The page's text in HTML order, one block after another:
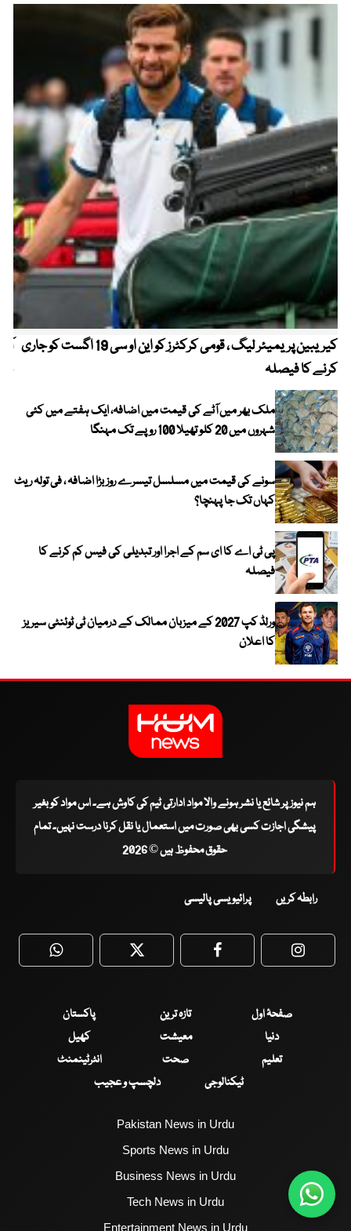
کیریبین پریمیئر لیگ ، قومی کرکٹرز کو این او سی 19 اگست کو جاری
کرنے کا فیصلہ
ملک بھر میں آٹے کی قیمت میں اضافہ، ایک ہفتے میں کئی
شہروں میں 20 کلو تھیلا 100 روپے تک مہنگا
سونے کی قیمت میں مسلسل تیسرے روز بڑا اضافہ ، فی تولہ ریٹ
کہاں تک جا پہنچا؟
پی ٹی اے کا ای سم کے اجرا اور تبدیلی کی فیس کم کرنے کا
فیصلہ
ورلڈ کپ 2027 کے میزبان ممالک کے درمیان ٹی ٹوئنٹی سیریز
کا اعلان
ہم نیوز پر شائع یا نشر ہونے والا مواد ادارتی ٹیم کی کاوش ہے۔ اس مواد کو بغیر
پیشگی اجازت کسی بھی صورت میں استعمال یا نقل کرنا درست نہیں۔ تمام
حقوق محفوظ ہیں © 2026
رابطہ کریں پرائیویسی پالیسی
WhatsApp Twitter Facebook
صفحۂ اول تازہ ترین
پاکستان
دنیا
معیشت
کھیل
تعلیم
صحت
انٹرٹینمنٹ
ٹیکنالوجی
دلچسپ و عجیب
Pakistan News in Urdu
Sports News in Urdu
Business News in Urdu
Tech News in Urdu
Entertainment News in Urdu